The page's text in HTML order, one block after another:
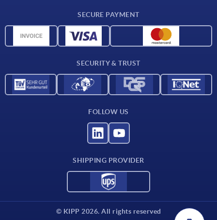
CAD data
SECURE PAYMENT
SECURITY & TRUST
FOLLOW US
SHIPPING PROVIDER
© KIPP 2026. All rights reserved